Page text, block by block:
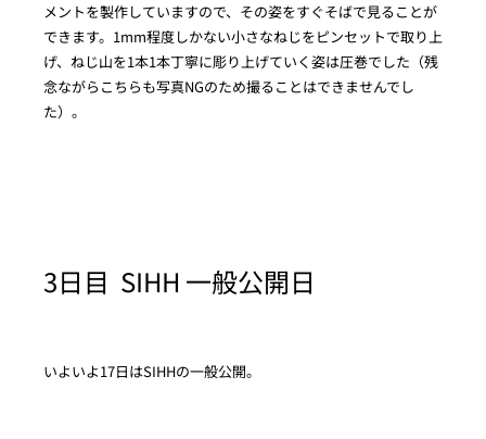
メントを製作していますので、その姿をすぐそばで見ることが
できます。1mm程度しかない小さなねじをピンセットで取り上
げ、ねじ山を1本1本丁寧に彫り上げていく姿は圧巻でした（残
念ながらこちらも写真NGのため撮ることはできませんでし
た）。
3日目 SIHH 一般公開日
いよいよ17日はSIHHの一般公開。